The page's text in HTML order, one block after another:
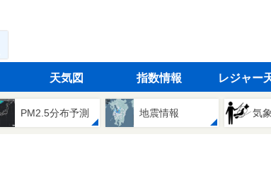
天気図 指数情報 レジャー
PM2.5分布予測 地震情報 気